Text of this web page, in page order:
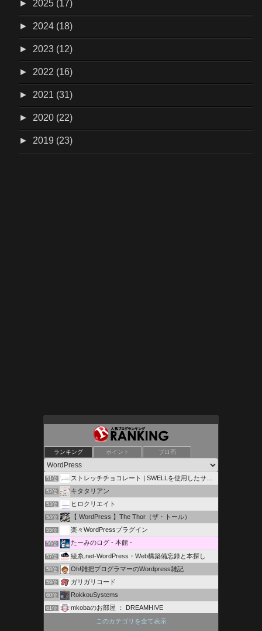
► 2025 (17)
► 2024 (18)
► 2023 (12)
► 2022 (16)
► 2021 (31)
► 2020 (22)
► 2019 (23)
ランキング ポイント ブロ画
49位 キヨヒコのアフィリエイト講座
50位 野性の証明JustanotherWordPress site
51位 ストレッチチョコレート | SWELLを使用したサイト構築
52位 キタタリアン
53位 ヒロクリエイト
54位 【 WordPress 】The Thor（ザ・トール）
55位 楽々WordPressプラグイン
56位 たーみのログ - 本館 -
57位 綾糸.net-WordPress・Web構築備忘録と本探し
58位 Oh!雑把プログラマーのWordpress雑記
59位 ガリガリコード
60位 RokkouSystems
61位 mkobaのお部屋 ： DREAMHIVE
ZERO c.p.t. 稼げるweb戦略＆作成
このカテゴリを全て表示